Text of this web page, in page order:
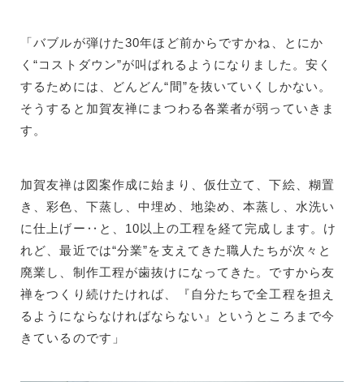
「バブルが弾けた30年ほど前からですかね、とにか
く“コストダウン”が叫ばれるようになりました。安く
するためには、どんどん“間”を抜いていくしかない。
そうすると加賀友禅にまつわる各業者が弱っていきま
す。
加賀友禅は図案作成に始まり、仮仕立て、下絵、糊置
き、彩色、下蒸し、中埋め、地染め、本蒸し、水洗い
に仕上げー‥と、10以上の工程を経て完成します。け
れど、最近では“分業”を支えてきた職人たちが次々と
廃業し、制作工程が歯抜けになってきた。ですから友
禅をつくり続けたければ、『自分たちで全工程を担え
るようにならなければならない』というところまで今
きているのです」